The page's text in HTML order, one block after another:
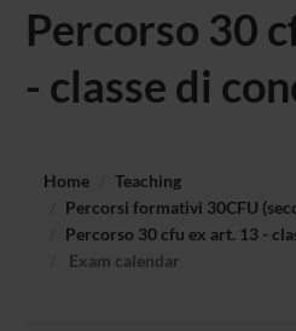
Percorso 30
- classe di
Home
Teaching
Percorsi formativi 30CFU
Percorso 30 cfu ex art. 13 -
Exam calendar